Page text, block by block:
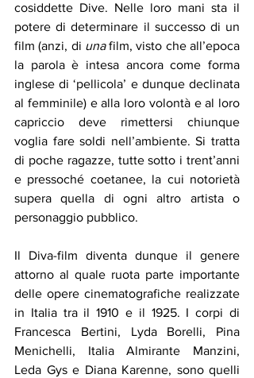
cosiddette Dive. Nelle loro mani sta il
potere di determinare il successo di un
film (anzi, di una film, visto che all’epoca
la parola è intesa ancora come forma
inglese di ‘pellicola’ e dunque declinata
al femminile) e alla loro volontà e al loro
capriccio deve rimettersi chiunque
voglia fare soldi nell’ambiente. Si tratta
di poche ragazze, tutte sotto i trent’anni
e pressoché coetanee, la cui notorietà
supera quella di ogni altro artista o
personaggio pubblico.
Il Diva-film diventa dunque il genere
attorno al quale ruota parte importante
delle opere cinematografiche realizzate
in Italia tra il 1910 e il 1925. I corpi di
Francesca Bertini, Lyda Borelli, Pina
Menichelli, Italia Almirante Manzini,
Leda Gys e Diana Karenne, sono quelli